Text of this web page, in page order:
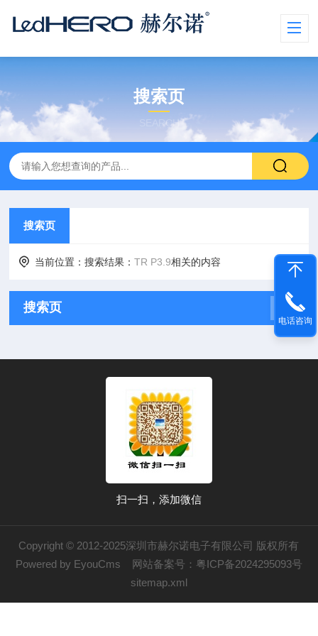
搜索页
SEARCH
搜索页
当前位置：搜索结果：TR P3.9相关的内容
搜索页
扫一扫，添加微信
Copyright © 2012-2025深圳市赫尔诺电子有限公司 版权所有
Powered by EyouCms 网站备案号： 粤ICP备2024295093号
sitemap.xml
电话咨询